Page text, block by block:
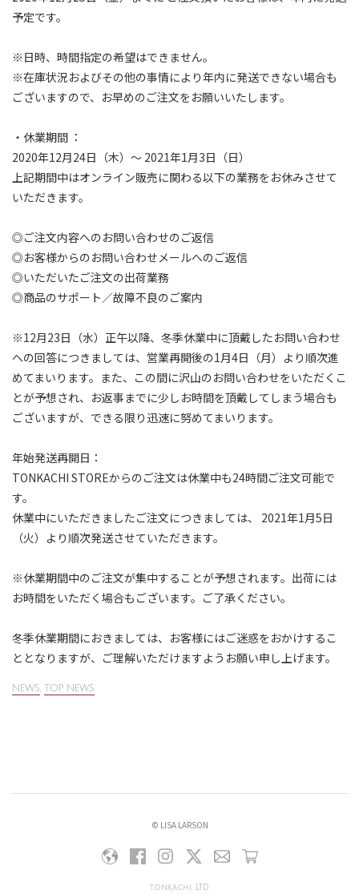
予定です。⁠
※日時、時間指定の希望はできません。⁠
※在庫状況およびその他の事情により年内に発送できない場合も
ございますので、お早めのご注文をお願いいたします。⁠
・休業期間 ：⁠
2020年12月24日（木）～ 2021年1月3日（日）⁠
上記期間中はオンライン販売に関わる以下の業務をお休みさせて
いただきます。⁠
◎ご注文内容へのお問い合わせのご返信⁠
◎お客様からのお問い合わせメールへのご返信⁠
◎いただいたご注文の出荷業務⁠
◎商品のサポート／故障不良のご案内⁠
※12月23日（水）正午以降、冬季休業中に頂戴したお問い合わせ
への回答につきましては、営業再開後の1月4日（月）より順次進
めてまいります。また、この間に沢山のお問い合わせをいただくこ
とが予想され、お返事までに少しお時間を頂戴してしまう場合も
ございますが、できる限り迅速に努めてまいります。⁠
年始発送再開日：⁠
TONKACHI STOREからのご注文は休業中も24時間ご注文可能で
す。⁠
休業中にいただきましたご注文につきましては、 2021年1月5日
（火）より順次発送させていただきます。⁠
※休業期間中のご注文が集中することが予想されます。出荷には
お時間をいただく場合もございます。ご了承ください。⁠
冬季休業期間におきましては、お客様にはご迷惑をおかけするこ
ととなりますが、ご理解いただけますようお願い申し上げます。
NEWS TOP NEWS
© LISA LARSON
tonkachi, LTD